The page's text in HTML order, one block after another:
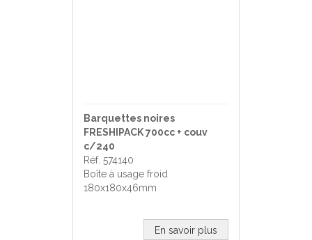
Barquettes noires
FRESHIPACK 700cc + couv
c/240
Réf. 574140
Boîte à usage froid
180x180x46mm
En savoir plus